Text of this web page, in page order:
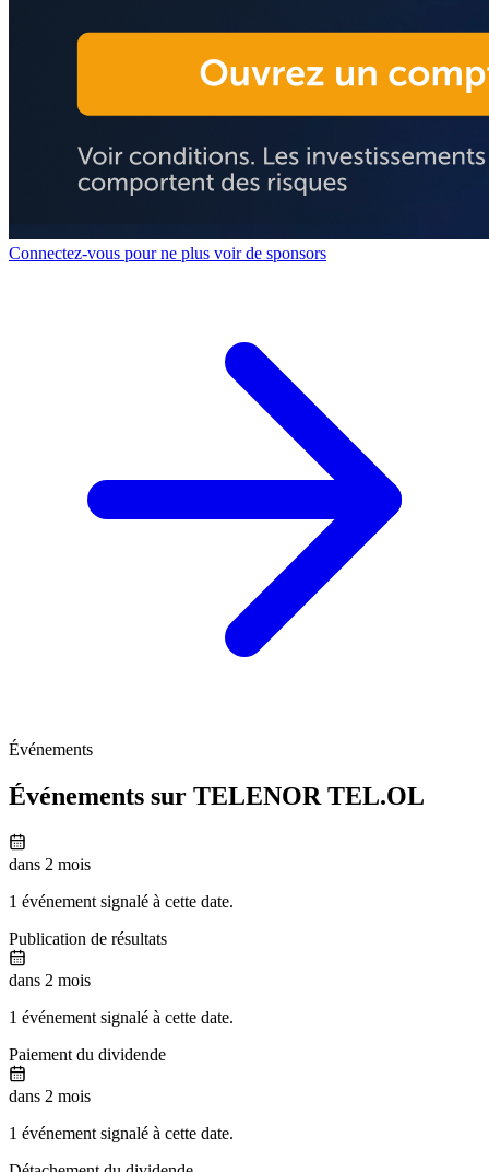
Connectez-vous pour ne plus voir de sponsors
Événements
Événements sur TELENOR TEL.OL
dans 2 mois
1 événement signalé à cette date.
Publication de résultats
dans 2 mois
1 événement signalé à cette date.
Paiement du dividende
dans 2 mois
1 événement signalé à cette date.